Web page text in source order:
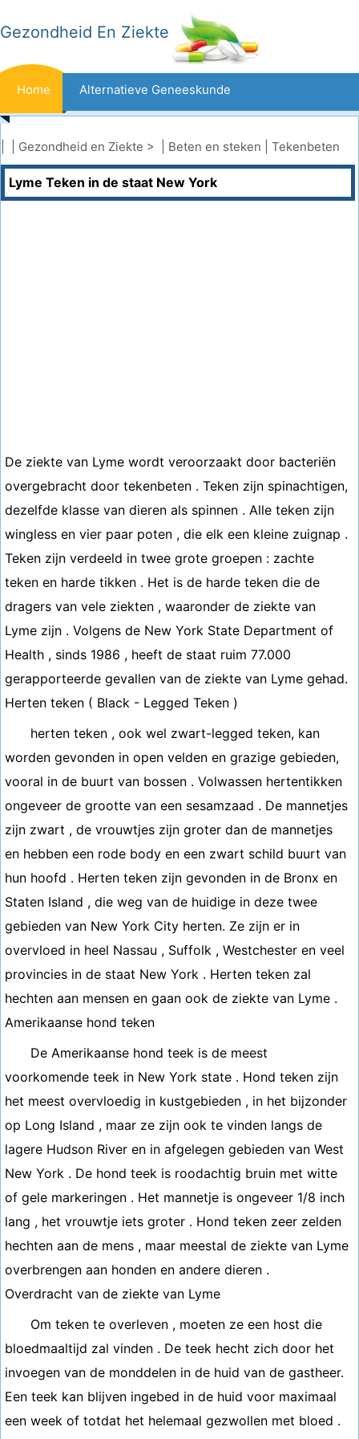
Gezondheid En Ziekte
Home Alternatieve Geneeskunde
Beten En Steken Kanker
Aandoeningen En Behandelingen
Gezondheid en Ziekte > | Beten en steken Tekenbeten
Lyme Teken in de staat New York
De ziekte van Lyme wordt veroorzaakt door bacteriën
overgebracht door tekenbeten . Teken zijn spinachtigen,
dezelfde klasse van dieren als spinnen . Alle teken zijn
wingless en vier paar poten , die elk een kleine zuignap .
Teken zijn verdeeld in twee grote groepen : zachte
teken en harde tikken . Het is de harde teken die de
dragers van vele ziekten , waaronder de ziekte van
Lyme zijn . Volgens de New York State Department of
Health , sinds 1986 , heeft de staat ruim 77.000
gerapporteerde gevallen van de ziekte van Lyme gehad.
Herten teken ( Black - Legged Teken )
herten teken , ook wel zwart-legged teken, kan
worden gevonden in open velden en grazige gebieden,
vooral in de buurt van bossen . Volwassen hertentikken
ongeveer de grootte van een sesamzaad . De mannetjes
zijn zwart , de vrouwtjes zijn groter dan de mannetjes
en hebben een rode body en een zwart schild buurt van
hun hoofd . Herten teken zijn gevonden in de Bronx en
Staten Island , die weg van de huidige in deze twee
gebieden van New York City herten. Ze zijn er in
overvloed in heel Nassau , Suffolk , Westchester en veel
provincies in de staat New York . Herten teken zal
hechten aan mensen en gaan ook de ziekte van Lyme .
Amerikaanse hond teken
De Amerikaanse hond teek is de meest
voorkomende teek in New York state . Hond teken zijn
het meest overvloedig in kustgebieden , in het bijzonder
op Long Island , maar ze zijn ook te vinden langs de
lagere Hudson River en in afgelegen gebieden van West
New York . De hond teek is roodachtig bruin met witte
of gele markeringen . Het mannetje is ongeveer 1/8 inch
lang , het vrouwtje iets groter . Hond teken zeer zelden
hechten aan de mens , maar meestal de ziekte van Lyme
overbrengen aan honden en andere dieren .
Overdracht van de ziekte van Lyme
Om teken te overleven , moeten ze een host die
bloedmaaltijd zal vinden . De teek hecht zich door het
invoegen van de monddelen in de huid van de gastheer.
Een teek kan blijven ingebed in de huid voor maximaal
een week of totdat het helemaal gezwollen met bloed .